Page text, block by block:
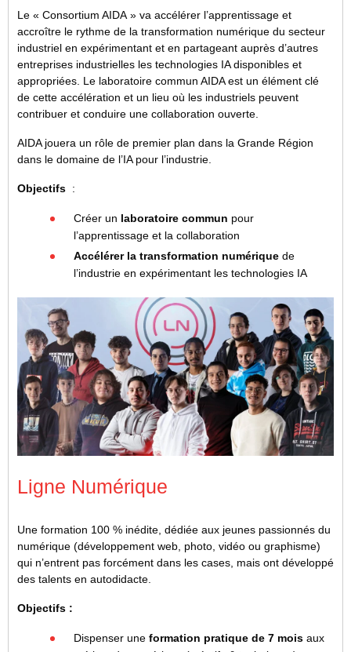
Le « Consortium AIDA » va accélérer l’apprentissage et
accroître le rythme de la transformation numérique du secteur
industriel en expérimentant et en partageant auprès d’autres
entreprises industrielles les technologies IA disponibles et
appropriées. Le laboratoire commun AIDA est un élément clé
de cette accélération et un lieu où les industriels peuvent
contribuer et conduire une collaboration ouverte.
AIDA jouera un rôle de premier plan dans la Grande Région
dans le domaine de l’IA pour l’industrie.
Objectifs :
Créer un laboratoire commun pour
l’apprentissage et la collaboration
Accélérer la transformation numérique de
l’industrie en expérimentant les technologies IA
Ligne Numérique
Une formation 100 % inédite, dédiée aux jeunes passionnés du
numérique (développement web, photo, vidéo ou graphisme)
qui n’entrent pas forcément dans les cases, mais ont développé
des talents en autodidacte.
Objectifs :
Dispenser une formation pratique de 7 mois aux